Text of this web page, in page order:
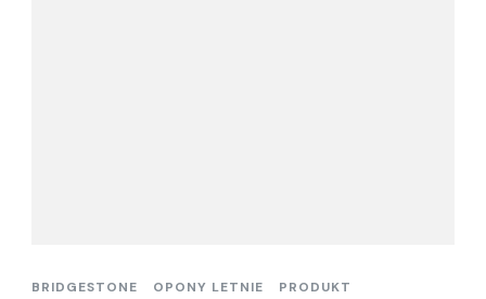
BRIDGESTONE OPONY LETNIE PRODUKT